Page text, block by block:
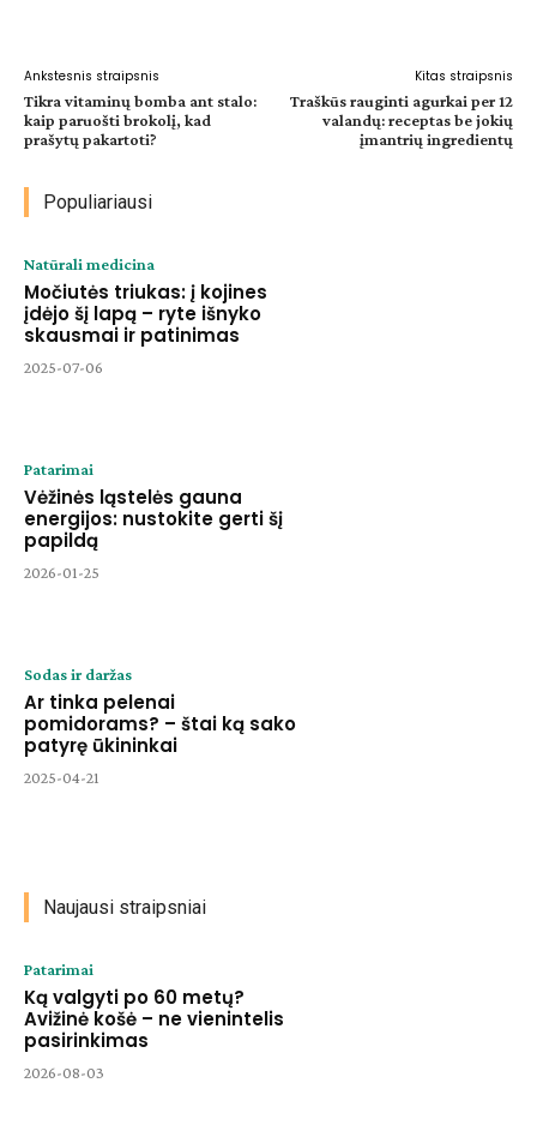
Ankstesnis straipsnis
Tikra vitaminų bomba ant stalo:
kaip paruošti brokolį, kad
prašytų pakartoti?
Kitas straipsnis
Traškūs rauginti agurkai per 12
valandų: receptas be jokių
įmantrių ingredientų
Populiariausi
Natūrali medicina
Močiutės triukas: į kojines
įdėjo šį lapą – ryte išnyko
skausmai ir patinimas
2025-07-06
Patarimai
Vėžinės ląstelės gauna
energijos: nustokite gerti šį
papildą
2026-01-25
Sodas ir daržas
Ar tinka pelenai
pomidorams? – štai ką sako
patyrę ūkininkai
2025-04-21
Naujausi straipsniai
Patarimai
Ką valgyti po 60 metų?
Avižinė košė – ne vienintelis
pasirinkimas
2026-08-03